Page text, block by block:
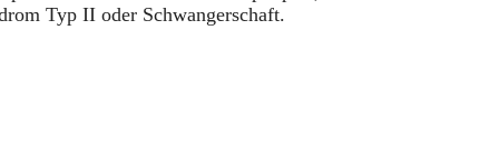
Typ II oder Schwangerschaft.